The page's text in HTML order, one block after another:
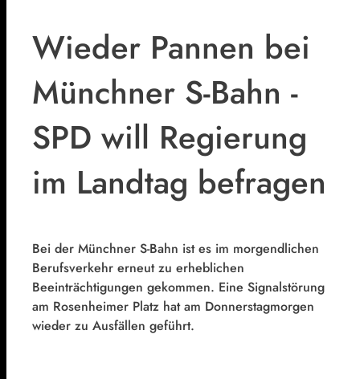
Wieder Pannen bei
Münchner S-Bahn -
SPD will Regierung
im Landtag befragen
Bei der Münchner S-Bahn ist es im morgendlichen
Berufsverkehr erneut zu erheblichen
Beeinträchtigungen gekommen. Eine Signalstörung
am Rosenheimer Platz hat am Donnerstagmorgen
wieder zu Ausfällen geführt.